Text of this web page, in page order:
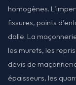
homogènes.
fissures, points
dalle. La
les murets, les
devis de
épaisseurs, les